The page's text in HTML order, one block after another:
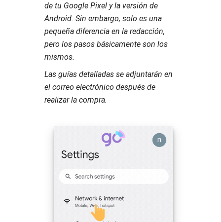
de tu Google Pixel y la versión de
Android. Sin embargo, solo es una
pequeña diferencia en la redacción,
pero los pasos básicamente son los
mismos.
Las guías detalladas se adjuntarán en
el correo electrónico después de
realizar la compra.